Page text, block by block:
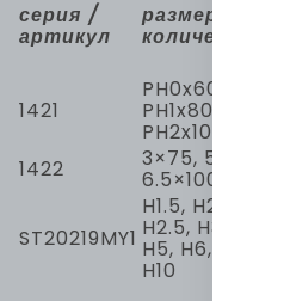
серия /
артикул
размер /
количество
1421
PH0x60,
PH1x80,
PH2x100
1422 3×75, 5×75,
6.5×100
ST20219MY1
H1.5, H2,
H2.5, H3, H4,
H5, H6, H8,
H10